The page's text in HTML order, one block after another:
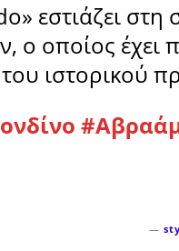
εστιάζει
ο οποίος
ιστορικού
—